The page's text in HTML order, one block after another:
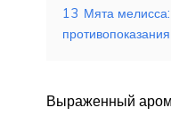
13 Мята
противопоказания
Выраженный